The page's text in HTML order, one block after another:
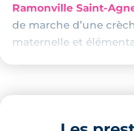
Ramonville Saint-
de marche d’une
maternelle et
lycée sont eux
boutiques, services et